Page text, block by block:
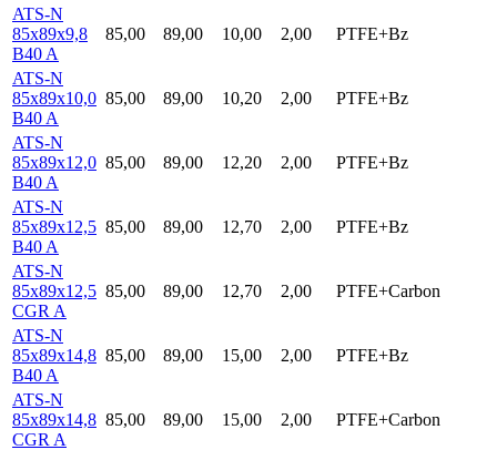
ATS-N
85x89x9,8
B40 A
85,00 89,00 10,00 2,00 PTFE+Bz
ATS-N
85x89x10,0
B40 A
85,00 89,00 10,20 2,00 PTFE+Bz
ATS-N
85x89x12,0
B40 A
85,00 89,00 12,20 2,00 PTFE+Bz
ATS-N
85x89x12,5
B40 A
85,00 89,00 12,70 2,00 PTFE+Bz
ATS-N
85x89x12,5
CGR A
85,00 89,00 12,70 2,00 PTFE+Carbon
ATS-N
85x89x14,8
B40 A
85,00 89,00 15,00 2,00 PTFE+Bz
ATS-N
85x89x14,8
CGR A
85,00 89,00 15,00 2,00 PTFE+Carbon